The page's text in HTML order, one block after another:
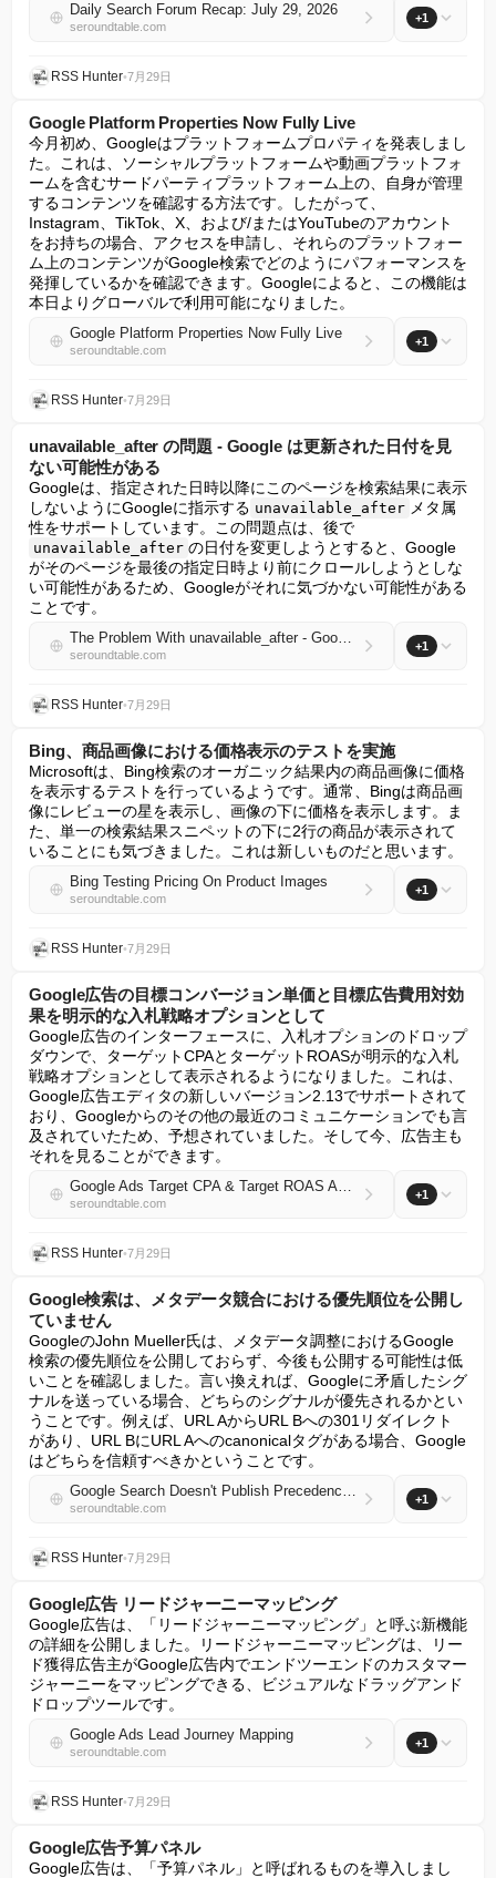
Daily Search Forum Recap: July 29, 2026
seroundtable.com
+1
RSS Hunter•7月29日
Google Platform Properties Now Fully Live
今月初め、Googleはプラットフォームプロパティを発表しまし
た。これは、ソーシャルプラットフォームや動画プラットフォ
ームを含むサードパーティプラットフォーム上の、自身が管理
するコンテンツを確認する方法です。したがって、
Instagram、TikTok、X、および/またはYouTubeのアカウント
をお持ちの場合、アクセスを申請し、それらのプラットフォー
ム上のコンテンツがGoogle検索でどのようにパフォーマンスを
発揮しているかを確認できます。Googleによると、この機能は
本日よりグローバルで利用可能になりました。
Google Platform Properties Now Fully Live
seroundtable.com
+1
RSS Hunter•7月29日
unavailable_after の問題 - Google は更新された日付を見
ない可能性がある
Googleは、指定された日時以降にこのページを検索結果に表示
しないようにGoogleに指示する unavailable_after メタ属
性をサポートしています。この問題点は、後で
unavailable_after の日付を変更しようとすると、Google
がそのページを最後の指定日時より前にクロールしようとしな
い可能性があるため、Googleがそれに気づかない可能性がある
ことです。
The Problem With unavailable_after - Google Might Not See Updated Dates
seroundtable.com
+1
RSS Hunter•7月29日
Bing、商品画像における価格表示のテストを実施
Microsoftは、Bing検索のオーガニック結果内の商品画像に価格
を表示するテストを行っているようです。通常、Bingは商品画
像にレビューの星を表示し、画像の下に価格を表示します。ま
た、単一の検索結果スニペットの下に2行の商品が表示されて
いることにも気づきました。これは新しいものだと思います。
Bing Testing Pricing On Product Images
seroundtable.com
+1
RSS Hunter•7月29日
Google広告の目標コンバージョン単価と目標広告費用対効
果を明示的な入札戦略オプションとして
Google広告のインターフェースに、入札オプションのドロップ
ダウンで、ターゲットCPAとターゲットROASが明示的な入札
戦略オプションとして表示されるようになりました。これは、
Google広告エディタの新しいバージョン2.13でサポートされて
おり、Googleからのその他の最近のコミュニケーションでも言
及されていたため、予想されていました。そして今、広告主も
それを見ることができます。
Google Ads Target CPA & Target ROAS As Explicit Bidding Strategy Options
seroundtable.com
+1
RSS Hunter•7月29日
Google検索は、メタデータ競合における優先順位を公開し
ていません
GoogleのJohn Mueller氏は、メタデータ調整におけるGoogle
検索の優先順位を公開しておらず、今後も公開する可能性は低
いことを確認しました。言い換えれば、Googleに矛盾したシグ
ナルを送っている場合、どちらのシグナルが優先されるかとい
うことです。例えば、URL AからURL Bへの301リダイレクト
があり、URL BにURL Aへのcanonicalタグがある場合、Google
はどちらを信頼すべきかということです。
Google Search Doesn't Publish Precedence For Metadata In Conflict
seroundtable.com
+1
RSS Hunter•7月29日
Google広告 リードジャーニーマッピング
Google広告は、「リードジャーニーマッピング」と呼ぶ新機能
の詳細を公開しました。リードジャーニーマッピングは、リー
ド獲得広告主がGoogle広告内でエンドツーエンドのカスタマー
ジャーニーをマッピングできる、ビジュアルなドラッグアンド
ドロップツールです。
Google Ads Lead Journey Mapping
seroundtable.com
+1
RSS Hunter•7月29日
Google広告予算パネル
Google広告は、「予算パネル」と呼ばれるものを導入しまし